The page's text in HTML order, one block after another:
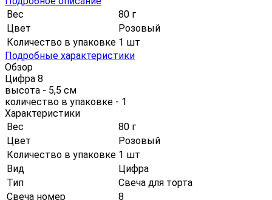
Вес
80 г
Цвет
Розовый
Количество в упаковке 1 шт
Подробные характеристики
Обзор
Цифра 8
высота - 5,5 см
количество в упаковке - 1
Характеристики
Вес
80 г
Цвет
Розовый
Количество в упаковке 1 шт
Вид
Цифра
Тип
Свеча для торта
Свеча номер
8